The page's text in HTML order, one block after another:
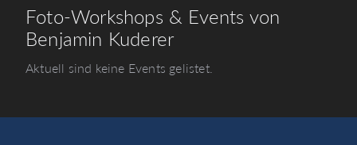
Foto-Workshops & Events von
Benjamin Kuderer
Aktuell sind keine Events gelistet.